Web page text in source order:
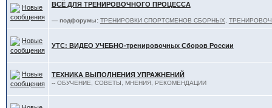
ВСЁ ДЛЯ ТРЕНИРОВОЧНОГО ПРОЦЕССА
— подфорумы: ТРЕНИРОВКИ СПОРТСМЕНОВ СБОРНЫХ
УТС: ВИДЕО УЧЕБНО-тренировочных Сборов России
ТЕХНИКА ВЫПОЛНЕНИЯ УПРАЖНЕНИЙ
-- ОБУЧЕНИЕ, СОВЕТЫ, МНЕНИЯ, РЕКОМЕНДАЦИИ